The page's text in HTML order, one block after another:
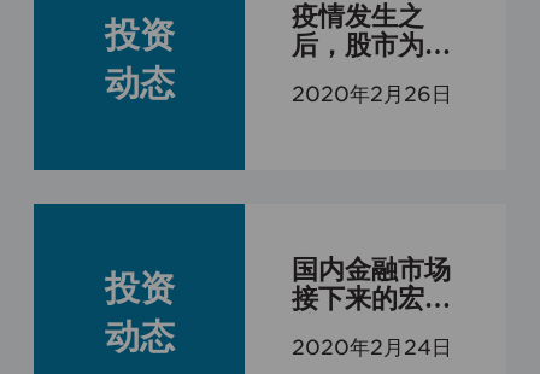
投资
动态
疫情发生之
后，股市为什
2020年2月26日
投资
动态
国内金融市场
接下来的宏观
苏；而海外金
2020年2月24日
何交易的正式确认。投资有风险，投
资产品的过往业绩并不预示其未来表
现，本公司不对产品财产的收益状况
策，在做出投资决策前应认真阅读相
关产品合同及风险揭示等宣传推介文